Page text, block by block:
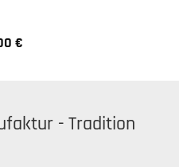
€
- Tradition